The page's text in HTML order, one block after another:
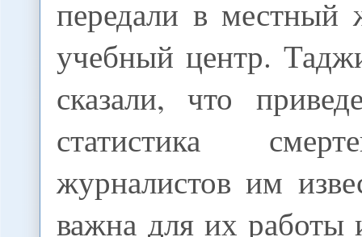
передали в местный
учебный центр.
сказали, что
статистика
журналистов им
важна для их работы